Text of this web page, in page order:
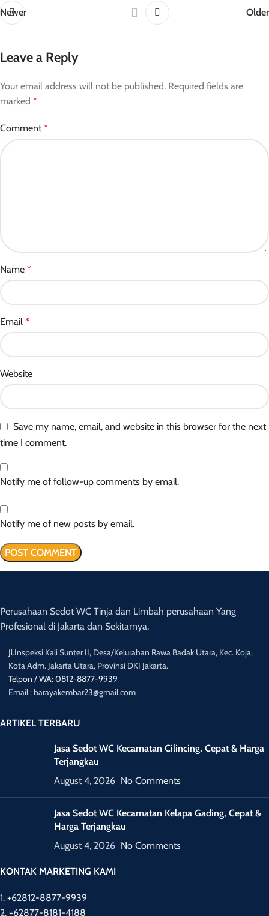
Newer Older
Leave a Reply
Your email address will not be published. Required fields are
marked *
Comment*
Name *
Email *
Website
Save my name, email, and website in this browser for the next
time I comment.
Notify me of follow-up comments by email.
Notify me of new posts by email.
Perusahaan Sedot WC Tinja dan Limbah perusahaan Yang
Profesional di Jakarta dan Sekitarnya.
Jl.Inspeksi Kali Sunter II, Desa/Kelurahan Rawa Badak Utara, Kec. Koja,
Kota Adm. Jakarta Utara, Provinsi DKI Jakarta.
Telpon / WA: 0812-8877-9939
Email : barayakembar23@gmail.com
ARTIKEL TERBARU
Jasa Sedot WC Kecamatan Cilincing, Cepat & Harga
Terjangkau
August 4, 2026 No Comments
Jasa Sedot WC Kecamatan Kelapa Gading, Cepat &
Harga Terjangkau
August 4, 2026 No Comments
KONTAK MARKETING KAMI
1. +62812-8877-9939
2. +62877-8181-4188